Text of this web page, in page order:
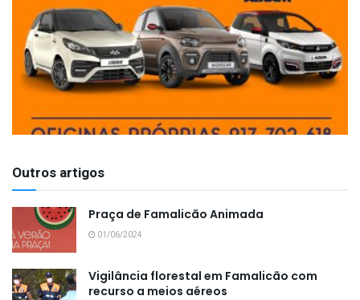
Outros artigos
Praça de Famalicão Animada
01/06/2024
Vigilância florestal em Famalicão com
recurso a meios aéreos